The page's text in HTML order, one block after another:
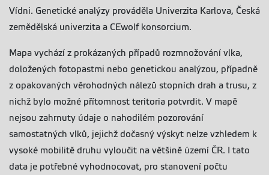
Vídni. Genetické analýzy prováděla Univerzita Karlova, Česká
zemědělská univerzita a CEwolf konsorcium.
Mapa vychází z prokázaných případů rozmnožování vlka,
doložených fotopastmi nebo genetickou analýzou, případně
z opakovaných věrohodných nálezů stopních drah a trusu, z
nichž bylo možné přítomnost teritoria potvrdit. V mapě
nejsou zahrnuty údaje o nahodilém pozorování
samostatných vlků, jejichž dočasný výskyt nelze vzhledem k
vysoké mobilitě druhu vyloučit na většině území ČR. I tato
data je potřebné vyhodnocovat, pro stanovení počtu